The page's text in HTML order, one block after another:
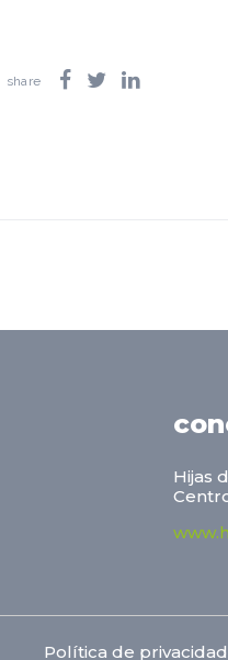
share
Hijas
Política de privacidad